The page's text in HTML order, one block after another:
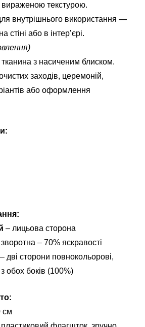
вираженою текстурою.
внутрішнього використання —
стіні або в інтер’єрі.
з насиченим блиском.
заходів, церемоній,
або оформлення
– лицьова сторона
– 70% яскравості
– дві сторони повнокольорові,
обох боків (100%)
см